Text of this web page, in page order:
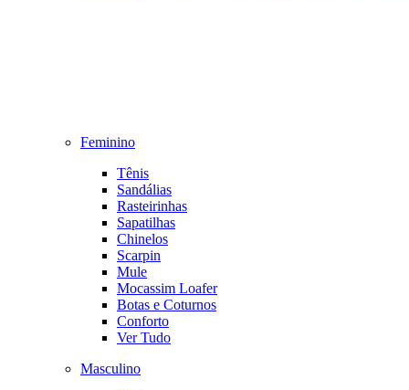
Feminino
Tênis
Sandálias
Rasteirinhas
Sapatilhas
Chinelos
Scarpin
Mule
Mocassim Loafer
Botas e Coturnos
Conforto
Ver Tudo
Masculino